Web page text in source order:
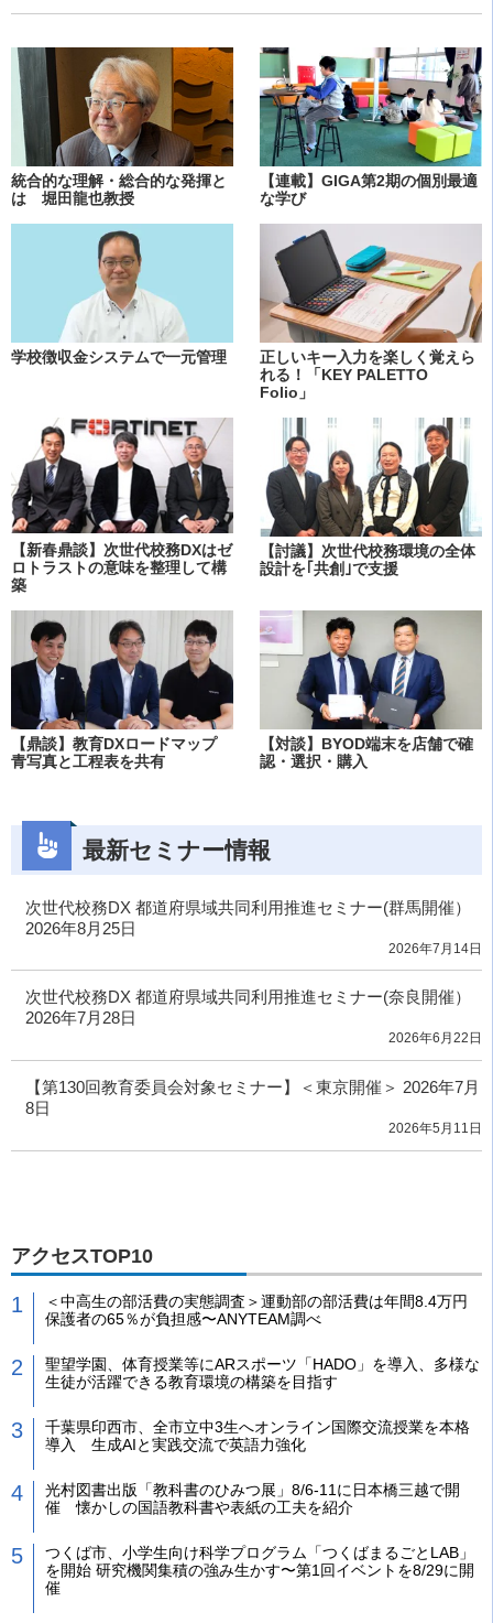
統合的な理解・総合的な発揮と
は 堀田龍也教授
【連載】GIGA第2期の個別最適
な学び
学校徴収金システムで一元管理
正しいキー入力を楽しく覚えら
れる！「KEY PALETTO
Folio」
【新春鼎談】次世代校務DXはゼ
ロトラストの意味を整理して構
築
【討議】次世代校務環境の全体
設計を｢共創｣で支援
【鼎談】教育DXロードマップ
青写真と工程表を共有
【対談】BYOD端末を店舗で確
認・選択・購入
最新セミナー情報
次世代校務DX 都道府県域共同利用推進セミナー(群馬開催）
2026年8月25日
2026年7月14日
次世代校務DX 都道府県域共同利用推進セミナー(奈良開催）
2026年7月28日
2026年6月22日
【第130回教育委員会対象セミナー】＜東京開催＞ 2026年7月
8日
2026年5月11日
アクセスTOP10
＜中高生の部活費の実態調査＞運動部の部活費は年間8.4万円
保護者の65％が負担感〜ANYTEAM調べ
聖望学園、体育授業等にARスポーツ「HADO」を導入、多様な
生徒が活躍できる教育環境の構築を目指す
千葉県印西市、全市立中3生へオンライン国際交流授業を本格
導入 生成AIと実践交流で英語力強化
光村図書出版「教科書のひみつ展」8/6-11に日本橋三越で開
催 懐かしの国語教科書や表紙の工夫を紹介
つくば市、小学生向け科学プログラム「つくばまるごとLAB」
を開始 研究機関集積の強み生かす〜第1回イベントを8/29に開
催